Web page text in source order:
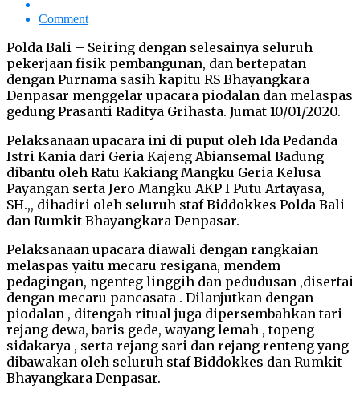
Comment
Polda Bali – Seiring dengan selesainya seluruh
pekerjaan fisik pembangunan, dan bertepatan
dengan Purnama sasih kapitu RS Bhayangkara
Denpasar menggelar upacara piodalan dan melaspas
gedung Prasanti Raditya Grihasta. Jumat 10/01/2020.
Pelaksanaan upacara ini di puput oleh Ida Pedanda
Istri Kania dari Geria Kajeng Abiansemal Badung
dibantu oleh Ratu Kakiang Mangku Geria Kelusa
Payangan serta Jero Mangku AKP I Putu Artayasa,
SH.,, dihadiri oleh seluruh staf Biddokkes Polda Bali
dan Rumkit Bhayangkara Denpasar.
Pelaksanaan upacara diawali dengan rangkaian
melaspas yaitu mecaru resigana, mendem
pedagingan, ngenteg linggih dan pedudusan ,disertai
dengan mecaru pancasata . Dilanjutkan dengan
piodalan , ditengah ritual juga dipersembahkan tari
rejang dewa, baris gede, wayang lemah , topeng
sidakarya , serta rejang sari dan rejang renteng yang
dibawakan oleh seluruh staf Biddokkes dan Rumkit
Bhayangkara Denpasar.